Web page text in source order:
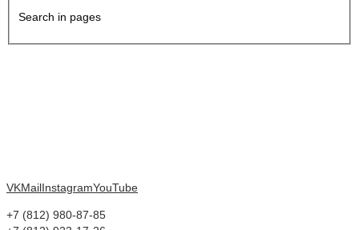
Search in pages
VKMailInstagramYouTube
+7 (812) 980-87-85